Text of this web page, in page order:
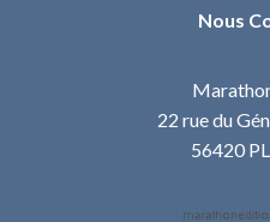
Nous
22 rue du
56420